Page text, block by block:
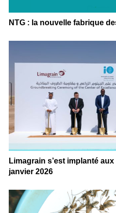
NTG : la nouvelle fabrique
Limagrain s’est implanté
janvier 2026